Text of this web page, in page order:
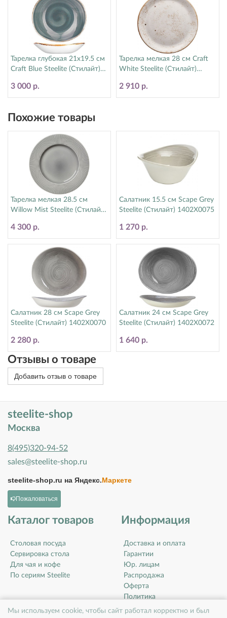
Мы используем cookie, чтобы сайт работал корректно и был
Тарелка глубокая 21х19.5 см
Craft Blue Steelite (Стилайт)
3 000 р.
Тарелка мелкая 28 см Craft
White Steelite (Стилайт)
2 910 р.
Похожие товары
Тарелка мелкая 28.5 см
Willow Mist Steelite (Стилайт)
4 300 р.
Салатник 15.5 см Scape Grey
Steelite (Стилайт) 1402X0075
1 270 р.
Салатник 28 см Scape Grey
Steelite (Стилайт) 1402X0070
2 280 р.
Салатник 24 см Scape Grey
Steelite (Стилайт) 1402X0072
1 640 р.
Отзывы о товаре
Добавить отзыв о товаре
steelite-shop
Москва
8(495)320-94-52
sales@steelite-shop.ru
steelite-shop.ru на Яндекс.Маркете
Пожаловаться
Каталог товаров
Столовая посуда
Сервировка стола
Для чая и кофе
По сериям Steelite
Информация
Доставка и оплата
Гарантии
Юр. лицам
Распродажа
Оферта
Политика
конфиденциальности